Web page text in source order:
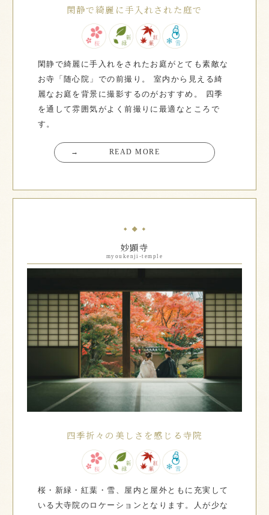
閑静で綺麗に手入れされた庭で
閑静で綺麗に手入れをされたお庭がとても素敵な
お寺「随心院」での前撮り。
室内から見える綺
麗なお庭を背景に撮影するのがおすすめ。
四季
を通して雰囲気がよく前撮りに最適なところで
す。
→ READ MORE
妙顕寺
myoukenji-temple
四季折々の美しさを感じる寺院
桜・新緑・紅葉・雪、屋内と屋外ともに充実して
いる大寺院のロケーションとなります。人が少な